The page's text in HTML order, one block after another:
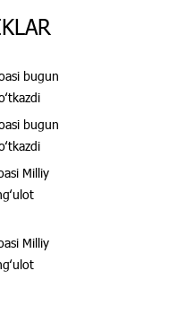
bugun
bugun
Milliy
Milliy